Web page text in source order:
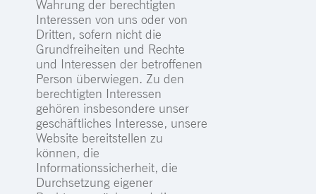
Wahrung der berechtigten
Interessen von uns oder von
Dritten, sofern nicht die
Grundfreiheiten und Rechte
und Interessen der betroffenen
Person überwiegen. Zu den
berechtigten Interessen
gehören insbesondere unser
geschäftliches Interesse, unsere
Website bereitstellen zu
können, die
Informationssicherheit, die
Durchsetzung eigener